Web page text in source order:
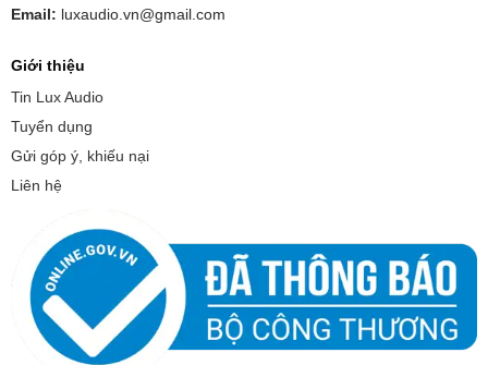
Email: luxaudio.vn@gmail.com
Giới thiệu
Tin Lux Audio
Tuyển dụng
Gửi góp ý, khiếu nại
Liên hệ